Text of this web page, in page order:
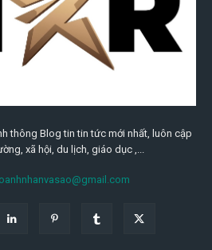
thông Blog tin tin tức mới nhất, luôn cập
xã hội, du lịch, giáo dục ,...